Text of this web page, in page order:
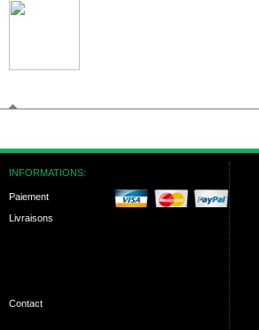
INFORMATIONS:
Paiement
Livraisons
Contact